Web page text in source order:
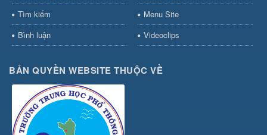
Tìm kiếm
Menu Site
Bình luận
Videoclips
BẢN QUYỀN WEBSITE THUỘC VỀ